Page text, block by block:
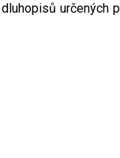
určených